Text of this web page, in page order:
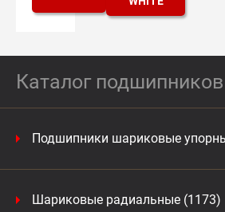
Каталог подшипников
Подшипники шариковые
Шариковые радиальные (1173)